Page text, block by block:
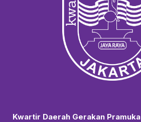
Kwartir Daerah Gerakan Pramuka